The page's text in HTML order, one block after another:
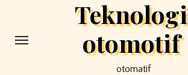
content
Teknologi
otomotif
otomatif